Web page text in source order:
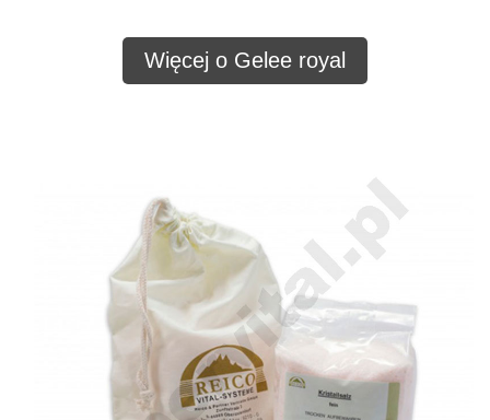
Więcej o Gelee royal